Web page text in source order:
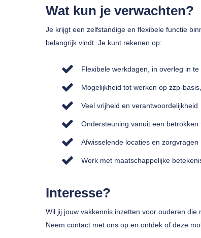
Wat kun je verwachten?
Je krijgt een zelfstandige en flexibele functie
belangrijk vindt. Je kunt rekenen op:
Flexibele werkdagen, in overleg in te
Mogelijkheid tot werken op zzp-
Veel vrijheid en verantwoordelijkheid
Ondersteuning vanuit een betrokken
Afwisselende locaties en zorgvragen
Werk met maatschappelijke
Interesse?
Wil jij jouw vakkennis inzetten voor ouderen
Neem contact met ons op en ontdek of deze